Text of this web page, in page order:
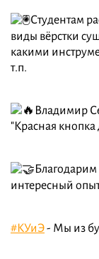
Студентам
виды вёрстки
какими
т.п.
Владимир
"Красная кнопка
интересный
#КУиЭ- Мы из